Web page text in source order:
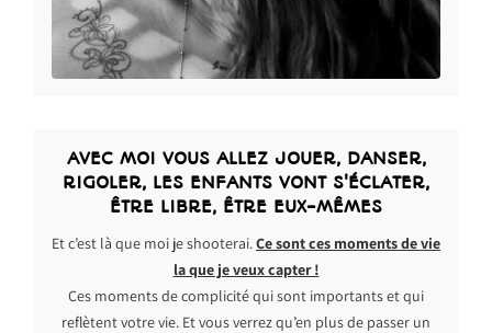
AVEC MOI VOUS ALLEZ JOUER, DANSER,
RIGOLER, LES ENFANTS VONT S'ÉCLATER,
ÊTRE LIBRE, ÊTRE EUX-MÊMES
Et c’est là que moi je shooterai.Ce sont ces moments de vie
la que je veux capter !
Ces moments de complicité qui sont importants et qui
reflètent votre vie. Et vous verrez qu’en plus de passer un